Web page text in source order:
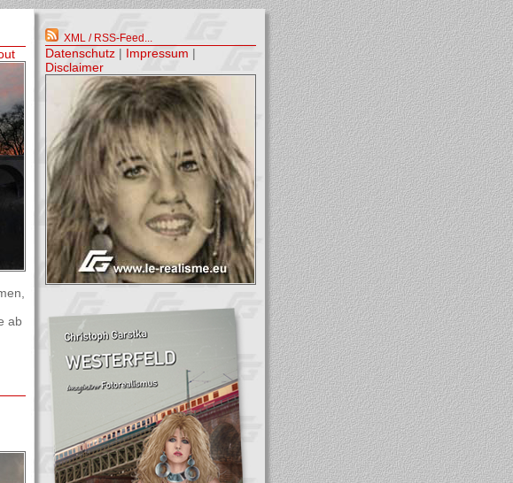
XML / RSS-Feed...
Datenschutz | Impressum |
Disclaimer
ab